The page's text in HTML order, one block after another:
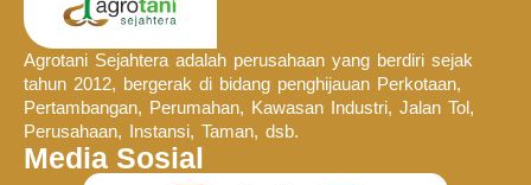
Agrotani Sejahtera adalah perusahaan yang berdiri sejak
tahun 2012, bergerak di bidang penghijauan Perkotaan,
Pertambangan, Perumahan, Kawasan Industri, Jalan Tol,
Perusahaan, Instansi, Taman, dsb.
Media Sosial